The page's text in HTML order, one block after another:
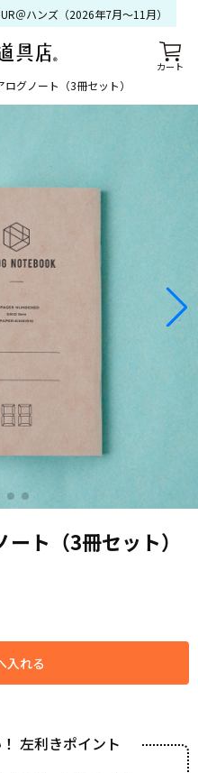
カート
＠ハンズ（2026年7月〜11月）
グノート（3冊セット）
左利きポイント
ト（3冊セット）
入れる